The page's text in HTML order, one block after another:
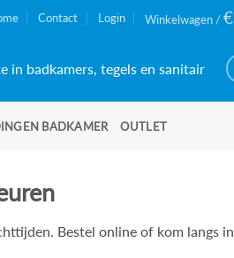
Contact Login Winkelwagen /€
in badkamers, tegels en sanitair
BADKAMER OUTLET
Bestel online of kom langs in